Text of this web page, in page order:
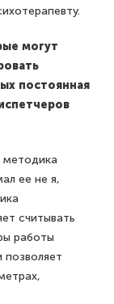
могут
постоянная
методика
ее не я,
считывать
работы